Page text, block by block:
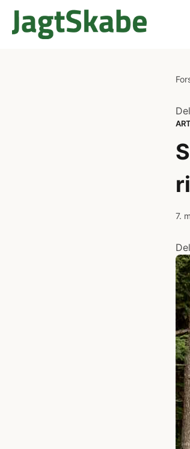
7.